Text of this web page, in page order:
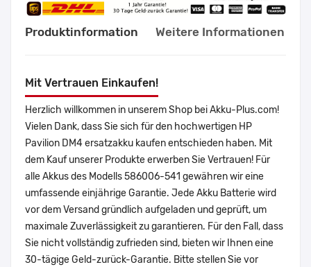
Produktinformation Weitere Informationen
Mit Vertrauen Einkaufen!
Herzlich willkommen in unserem Shop bei Akku-Plus.com!
Vielen Dank, dass Sie sich für den hochwertigen HP
Pavilion DM4 ersatzakku kaufen entschieden haben. Mit
dem Kauf unserer Produkte erwerben Sie Vertrauen! Für
alle Akkus des Modells 586006-541 gewähren wir eine
umfassende einjährige Garantie. Jede Akku Batterie wird
vor dem Versand gründlich aufgeladen und geprüft, um
maximale Zuverlässigkeit zu garantieren. Für den Fall, dass
Sie nicht vollständig zufrieden sind, bieten wir Ihnen eine
30-tägige Geld-zurück-Garantie. Bitte stellen Sie vor